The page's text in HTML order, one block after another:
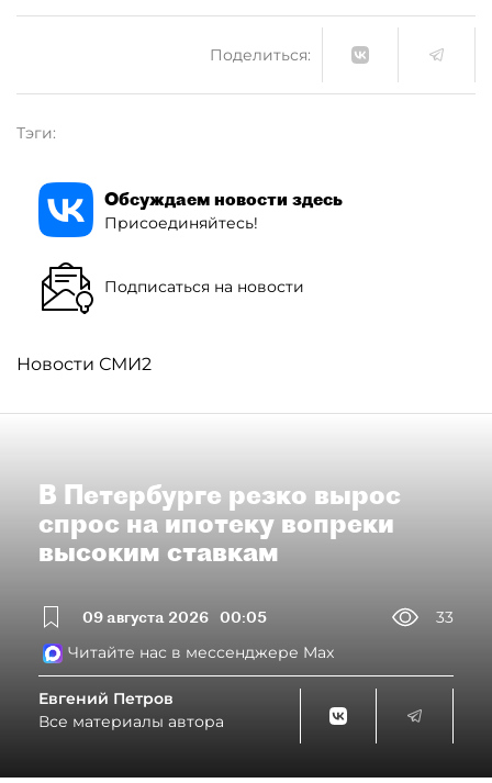
Поделиться:
Тэги:
Обсуждаем новости здесь
Присоединяйтесь!
Подписаться на новости
Новости СМИ2
В Петербурге резко вырос
спрос на ипотеку вопреки
высоким ставкам
09 августа 2026 00:05
33
Читайте нас в мессенджере Max
Евгений Петров
Все материалы автора